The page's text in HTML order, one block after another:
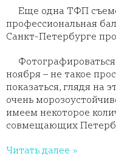
Еще одна ТФП
профессиональная
Санкт-Петербурге
ноября – не такое
показаться, глядя на
очень
имеем некоторое
совмещающих
Читать далее »